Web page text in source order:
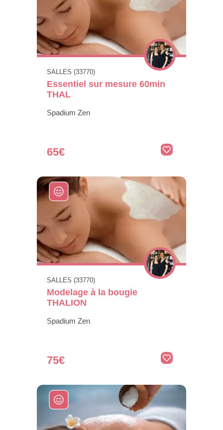
SALLES (33770)
Essentiel sur mesure 60min
THAL
Spadium Zen
65€
SALLES (33770)
Modelage à la bougie
THALION
Spadium Zen
75€